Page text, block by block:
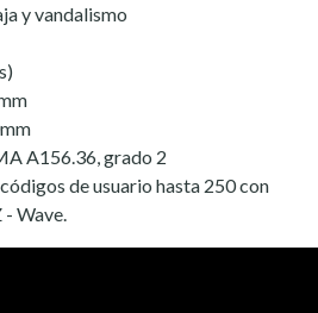
y vandalismo
A156.36, grado 2
de usuario hasta 250 con
- Wave.